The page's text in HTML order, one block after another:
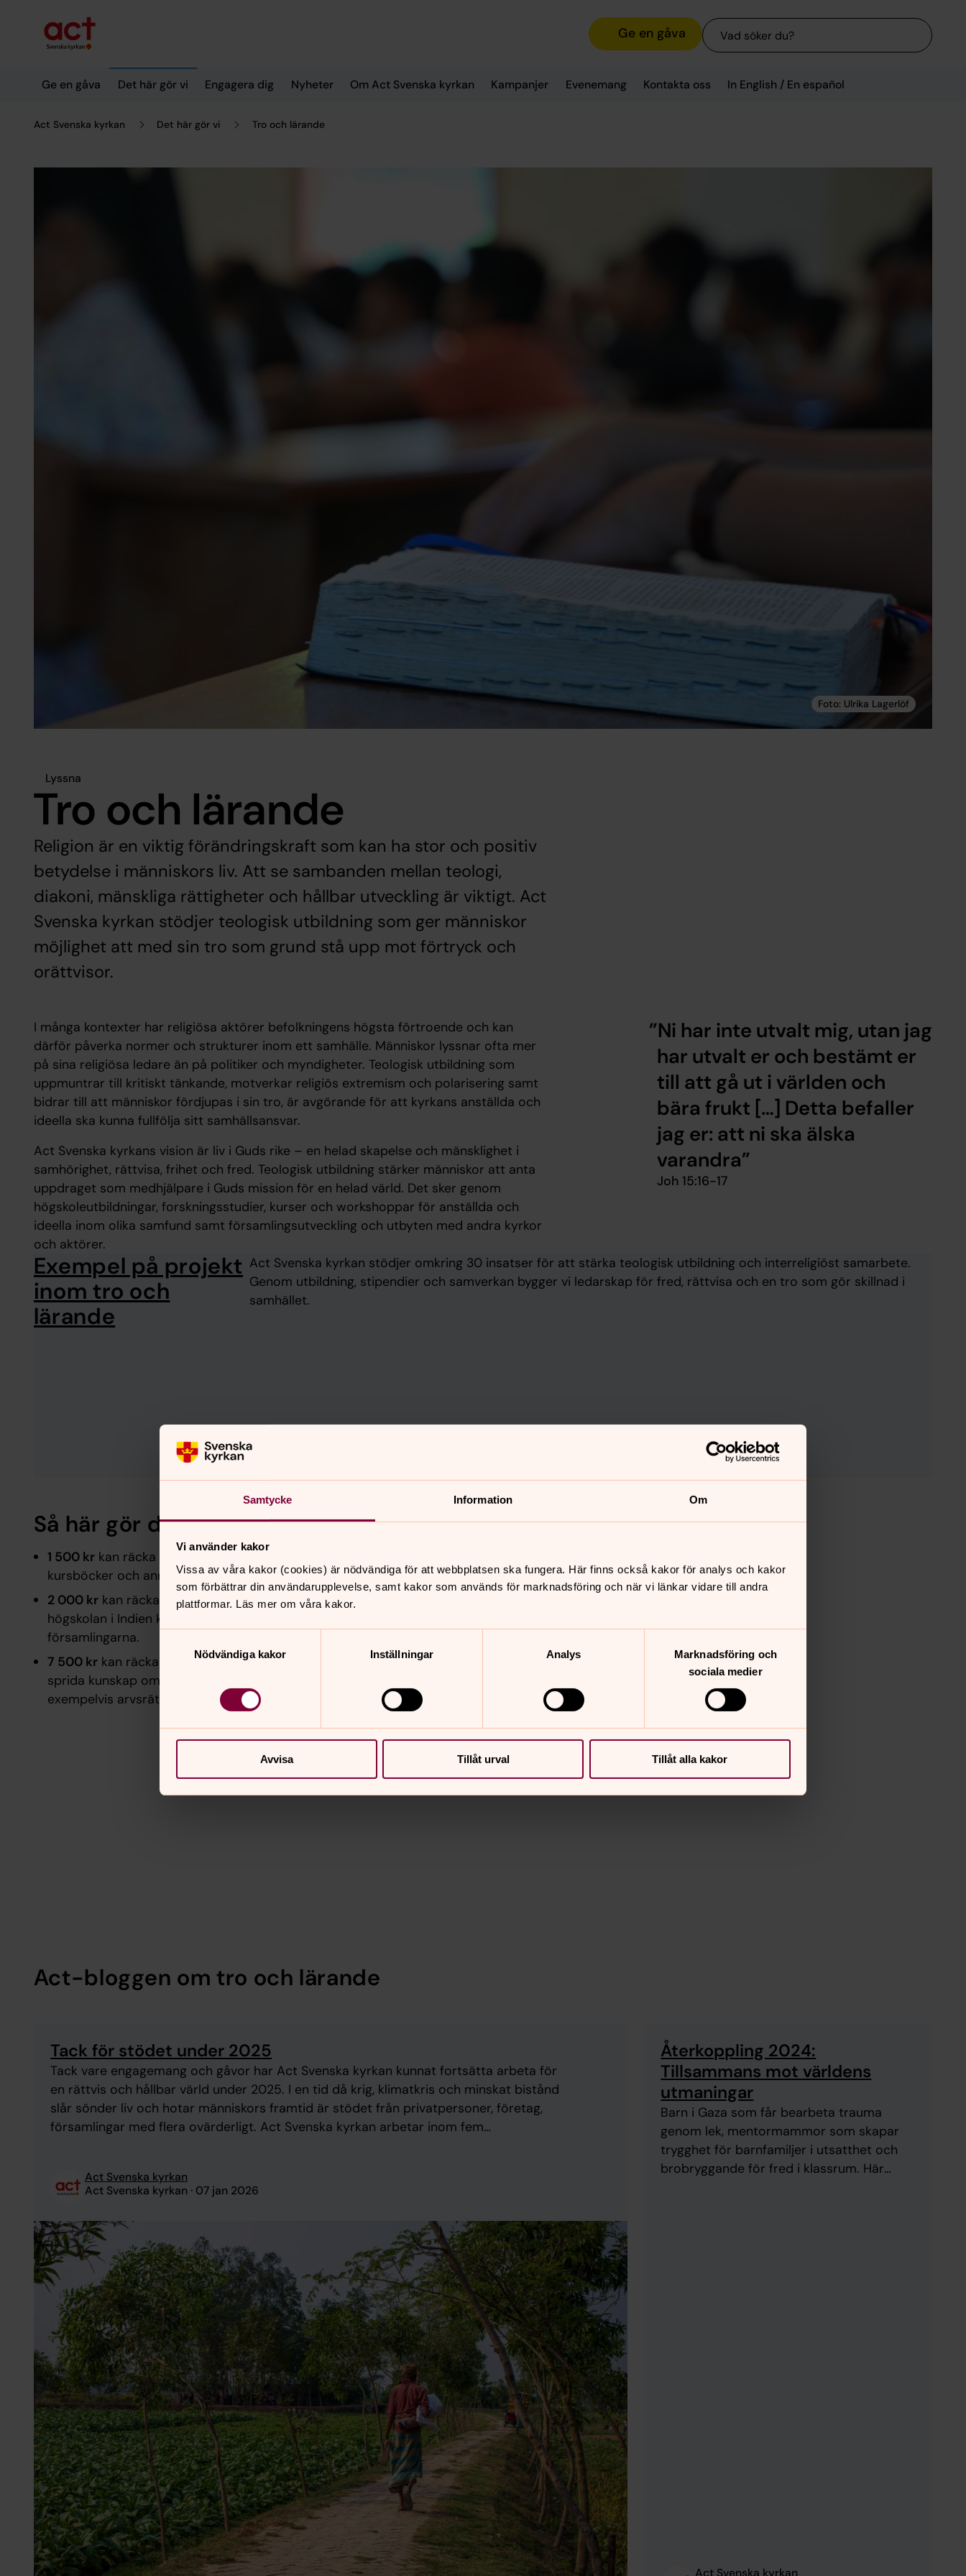
Samtycke Information Om
Vi använder kakor
Vissa av våra kakor (cookies) är nödvändiga för att webbplatsen ska fungera. Här finns också kakor för analys och kakor
som förbättrar din användarupplevelse, samt kakor som används för marknadsföring och när vi länkar vidare till andra
plattformar. Läs mer om våra kakor.
Nödvändiga kakor
Inställningar Analys
Marknadsföring och
sociala medier
Avvisa Tillåt urval Tillåt alla kakor
Ge en gåva
Sök
Ge en gåva Det här gör vi Engagera dig Nyheter Om Act Svenska kyrkan Kampanjer Evenemang Kontakta oss In English / En español
Act Svenska kyrkan Det här gör vi Tro och lärande
Lyssna
Tro och lärande
Religion är en viktig förändringskraft som kan ha stor och positiv
betydelse i människors liv. Att se sambanden mellan teologi,
diakoni, mänskliga rättigheter och hållbar utveckling är viktigt. Act
Svenska kyrkan stödjer teologisk utbildning som ger människor
möjlighet att med sin tro som grund stå upp mot förtryck och
orättvisor.
I många kontexter har religiösa aktörer befolkningens högsta förtroende och kan
därför påverka normer och strukturer inom ett samhälle. Människor lyssnar ofta mer
på sina religiösa ledare än på politiker och myndigheter. Teologisk utbildning som
uppmuntrar till kritiskt tänkande, motverkar religiös extremism och polarisering samt
bidrar till att människor fördjupas i sin tro, är avgörande för att kyrkans anställda och
ideella ska kunna fullfölja sitt samhällsansvar.
Act Svenska kyrkans vision är liv i Guds rike – en helad skapelse och mänsklighet i
samhörighet, rättvisa, frihet och fred. Teologisk utbildning stärker människor att anta
uppdraget som medhjälpare i Guds mission för en helad värld. Det sker genom
högskoleutbildningar, forskningsstudier, kurser och workshoppar för anställda och
ideella inom olika samfund samt församlingsutveckling och utbyten med andra kyrkor
och aktörer.
Ni har inte utvalt mig, utan jag
har utvalt er och bestämt er
till att gå ut i världen och
bära frukt […] Detta befaller
jag er: att ni ska älska
varandra
Joh 15:16-17
Exempel på projekt
inom tro och
lärande
Act Svenska kyrkan stödjer omkring 30 insatser för att stärka teologisk utbildning och interreligiöst samarbete.
Genom utbildning, stipendier och samverkan bygger vi ledarskap för fred, rättvisa och en tro som gör skillnad i
samhället.
Så här gör din gåva skillnad
1 500 kr kan räcka till en månads utbildning för en teologistudent i Brasilien, inklusive
kursböcker och annat studiematerial.
2 000 kr kan räcka till en termins kursmaterial på fyra lokala språk så att teologiska
högskolan i Indien kan arrangera studiegrupper om genusrättvisa i de kristna
församlingarna.
7 500 kr kan räcka till en workshop om familjerätt för 50 personer i Palestina för att
sprida kunskap om evangelisk-lutherska kyrkans nya jämställda lagar kring
exempelvis arvsrätt.
Act-bloggen om tro och lärande
Tack för stödet under 2025
Tack vare engagemang och gåvor har Act Svenska kyrkan kunnat fortsätta arbeta för
en rättvis och hållbar värld under 2025. I en tid då krig, klimatkris och minskat bistånd
slår sönder liv och hotar människors framtid är stödet från privatpersoner, företag,
församlingar med flera ovärderligt. Act Svenska kyrkan arbetar inom fem
Act Svenska kyrkan
Act Svenska kyrkan
07 jan 2026
Återkoppling 2024:
Tillsammans mot världens
utmaningar
Barn i Gaza som får bearbeta trauma
genom lek, mentormammor som skapar
trygghet för barnfamiljer i utsatthet och
brobryggande för fred i klassrum. Här
Act Svenska kyrkan